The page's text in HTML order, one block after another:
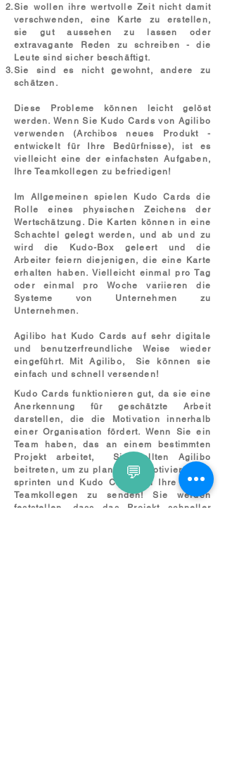
Sie wollen ihre wertvolle Zeit nicht damit
verschwenden, eine Karte zu erstellen,
sie gut aussehen zu lassen oder
extravagante Reden zu schreiben - die
Leute sind sicher beschäftigt.
Sie sind es nicht gewohnt, andere zu
schätzen.
Diese Probleme können leicht gelöst
werden. Wenn Sie Kudo Cards von Agilibo
verwenden (Archibos neues Produkt -
entwickelt für Ihre Bedürfnisse), ist es
vielleicht eine der einfachsten Aufgaben,
Ihre Teamkollegen zu befriedigen!
Im Allgemeinen spielen Kudo Cards die
Rolle eines physischen Zeichens der
Wertschätzung. Die Karten können in eine
Schachtel gelegt werden, und ab und zu
wird die Kudo-Box geleert und die
Arbeiter feiern diejenigen, die eine Karte
erhalten haben. Vielleicht einmal pro Tag
oder einmal pro Woche variieren die
Systeme von Unternehmen zu
Unternehmen.
Agilibo hat Kudo Cards auf sehr digitale
und benutzerfreundliche Weise wieder
eingeführt. Mit Agilibo,
Sie können sie
einfach und schnell versenden!
Kudo Cards funktionieren gut, da sie eine
Anerkennung für geschätzte Arbeit
darstellen, die die Motivation innerhalb
einer Organisation fördert. Wenn Sie ein
Team haben, das an einem bestimmten
Projekt arbeitet, Sie sollten Agilibo
beitreten, um zu planen, zu motivieren, zu
sprinten und Kudo Cards an Ihre agilen
Teamkollegen zu senden! Sie werden
feststellen, dass das Projekt schneller
💬